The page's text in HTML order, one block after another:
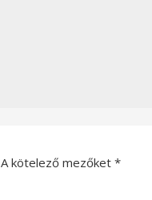
A kötelező mezőket *